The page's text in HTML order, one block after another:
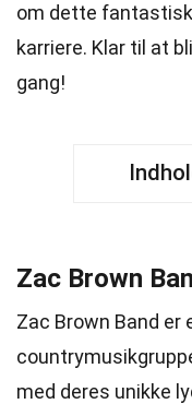
om dette
karriere. Klar til at
gang!
Zac Brown
Zac Brown Band er
med deres unikke